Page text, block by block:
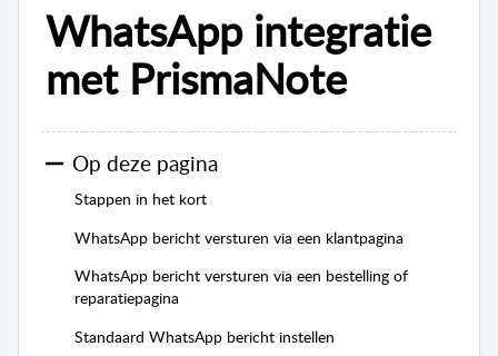
WhatsApp integratie
met PrismaNote
Op deze pagina
Stappen in het kort
WhatsApp bericht versturen via een klantpagina
WhatsApp bericht versturen via een bestelling of
reparatiepagina
Standaard WhatsApp bericht instellen